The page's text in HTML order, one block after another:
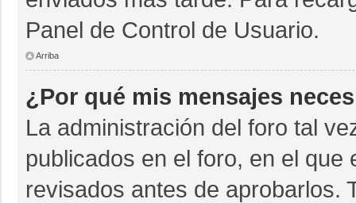
Panel de Control de Usuario.
Arriba
¿Por qué mis mensajes
La administración del foro tal
publicados en el foro, en el
revisados antes de aprobarlos.